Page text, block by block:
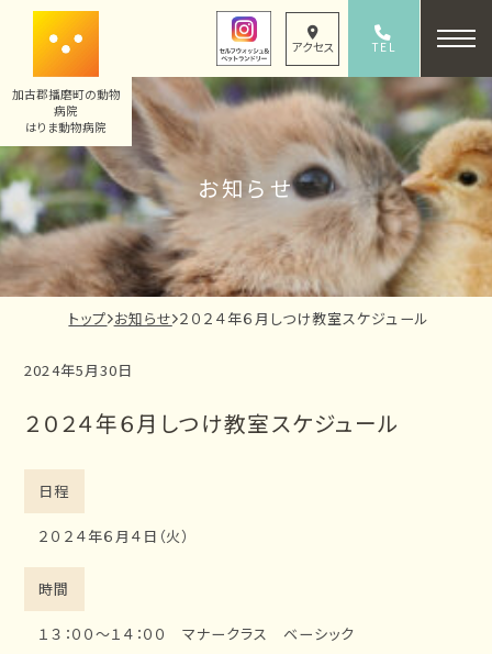
ス
ッ
プ
加古郡播磨町の動物
病院
はりま動物病院
アクセス TEL079-436-8330
お知らせ
の
ー
位
置
トップ お知らせ ２０２４年６月しつけ教室スケジュール
2024年5月30日
２０２４年６月しつけ教室スケジュール
日程
２０２４年６月４日（火）
時間
１３：００～１４：００ マナークラス ベーシック